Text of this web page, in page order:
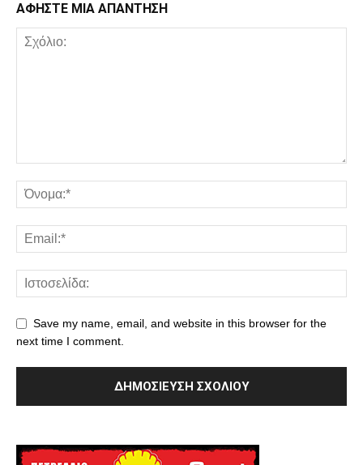
ΑΦΗΣΤΕ ΜΙΑ ΑΠΑΝΤΗΣΗ
Save my name, email, and website in this browser for the
next time I comment.